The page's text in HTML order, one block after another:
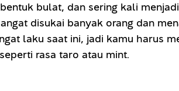
bulat, dan sering kali
disukai banyak orang dan
laku saat ini, jadi kamu harus
rasa taro atau mint.